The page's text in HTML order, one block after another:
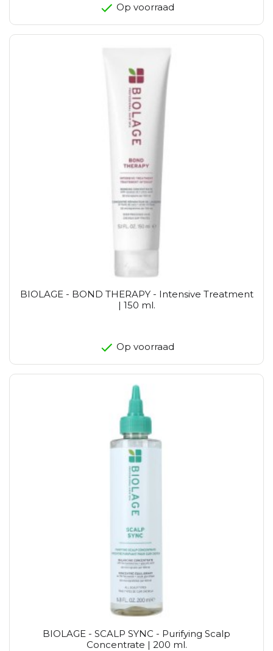
Op voorraad
BIOLAGE - BOND THERAPY - Intensive Treatment
| 150 ml.
Op voorraad
BIOLAGE - SCALP SYNC - Purifying Scalp
Concentrate | 200 ml.